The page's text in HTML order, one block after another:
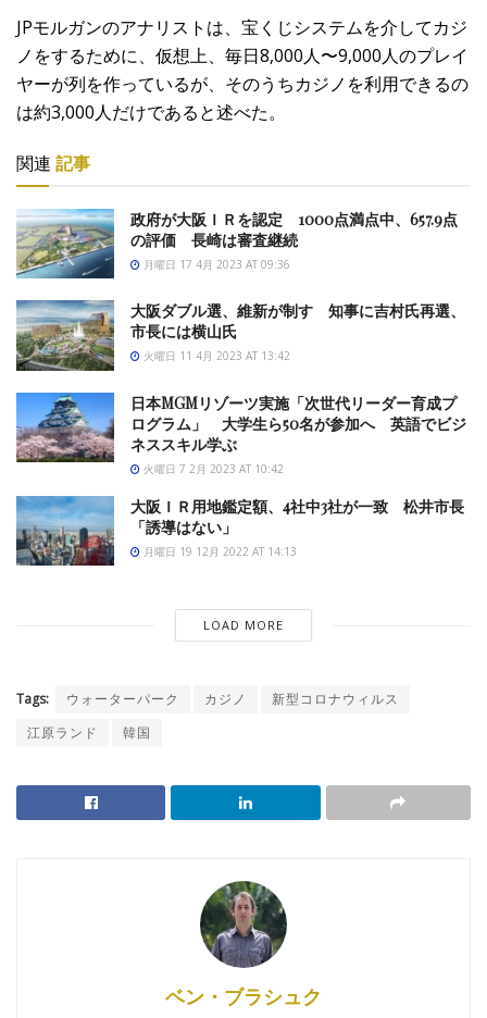
JPモルガンのアナリストは、宝くじシステムを介してカジ
ノをするために、仮想上、毎日8,000人〜9,000人のプレイ
ヤーが列を作っているが、そのうちカジノを利用できるの
は約3,000人だけであると述べた。
関連 記事
政府が大阪ＩＲを認定 1000点満点中、657.9点
の評価 長崎は審査継続
月曜日 17 4月 2023 AT 09:36
大阪ダブル選、維新が制す 知事に吉村氏再選、
市長には横山氏
火曜日 11 4月 2023 AT 13:42
日本MGMリゾーツ実施「次世代リーダー育成プ
ログラム」 大学生ら50名が参加へ 英語でビジ
ネススキル学ぶ
火曜日 7 2月 2023 AT 10:42
大阪ＩＲ用地鑑定額、4社中3社が一致 松井市長
「誘導はない」
月曜日 19 12月 2022 AT 14:13
LOAD MORE
Tags: ウォーターパーク カジノ
新型コロナウィルス
江原ランド
韓国
ベン・ブラシュク